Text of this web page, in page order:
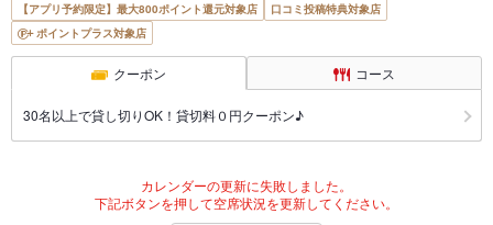
【アプリ予約限定】最大800ポイント還元対象店
口コミ投稿特典対象店
ポイントプラス対象店
クーポン コース
30名以上で貸し切りOK！貸切料０円クーポン♪
カレンダーの更新に失敗しました。
下記ボタンを押して空席状況を更新してください。